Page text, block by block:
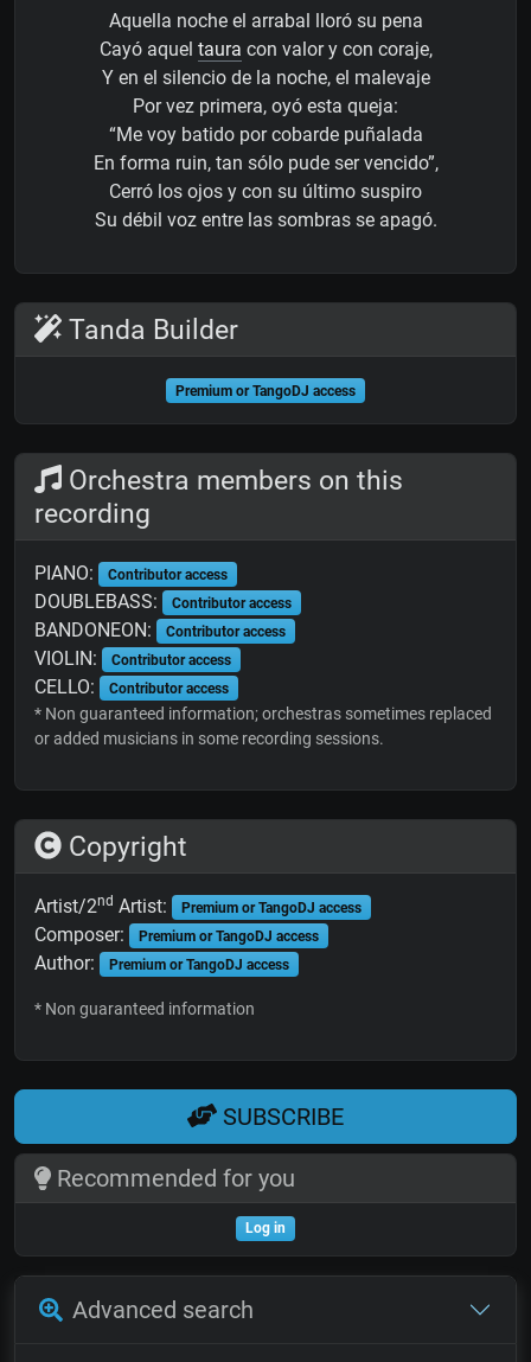
Aquella noche el arrabal lloró su pena
Cayó aquel taura con valor y con coraje,
Y en el silencio de la noche, el malevaje
Por vez primera, oyó esta queja:
“Me voy batido por cobarde puñalada
En forma ruin, tan sólo pude ser vencido”,
Cerró los ojos y con su último suspiro
Su débil voz entre las sombras se apagó.
Tanda Builder
Premium or TangoDJ access
Orchestra members on this
recording
PIANO: Contributor access
DOUBLEBASS: Contributor access
BANDONEON: Contributor access
VIOLIN: Contributor access
CELLO: Contributor access
* Non guaranteed information; orchestras sometimes replaced
or added musicians in some recording sessions.
Copyright
Artist/2nd Artist: Premium or TangoDJ access
Composer: Premium or TangoDJ access
Author: Premium or TangoDJ access
* Non guaranteed information
SUBSCRIBE
Recommended for you
Log in
Advanced search